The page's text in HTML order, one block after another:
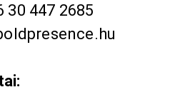
30 447 2685